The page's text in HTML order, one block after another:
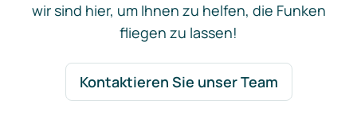
wir sind hier, um Ihnen zu helfen, die Funken
fliegen zu lassen!
Kontaktieren Sie unser Team